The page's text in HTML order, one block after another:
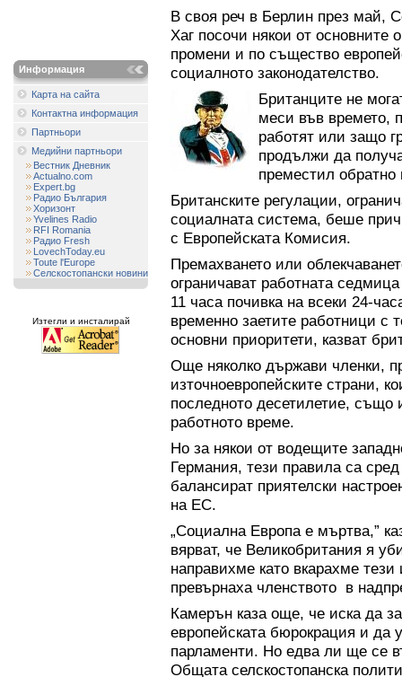
Информация
Карта на сайта
Контактна информация
Партньори
Медийни партньори
Вестник Дневник
Actualno.com
Expert.bg
Радио България
Хоризонт
Yvelines Radio
RFI Romania
Радио Fresh
LovechToday.eu
Toute l'Europe
Селскостопански новини
Изтегли и инсталирай
В своя реч в Берлин през май,
Хаг посочи някои от основните
промени и по същество
социалното законодателство.
Британците не
меси във времето,
работят или защо
продължи да
преместил обратно
Британските регулации,
социалната система, беше
с Европейската Комисия.
Премахването или
ограничават работната
11 часа почивка на всеки 24-
временно заетите работници с
основни приоритети, казват
Още няколко държави членки,
източноевропейските страни,
последното десетилетие, също
работното време.
Но за някои от водещите
Германия, тези правила са
балансират приятелски
на ЕС.
„Социална Европа е мъртва,”
вярват, че Великобритания я
направихме като вкарахме тези
превърнаха членството в
Камерън каза още, че иска да
европейската бюрокрация и да
парламенти. Но едва ли ще се
Общата селскостопанска